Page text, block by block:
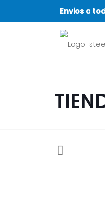
Envios a